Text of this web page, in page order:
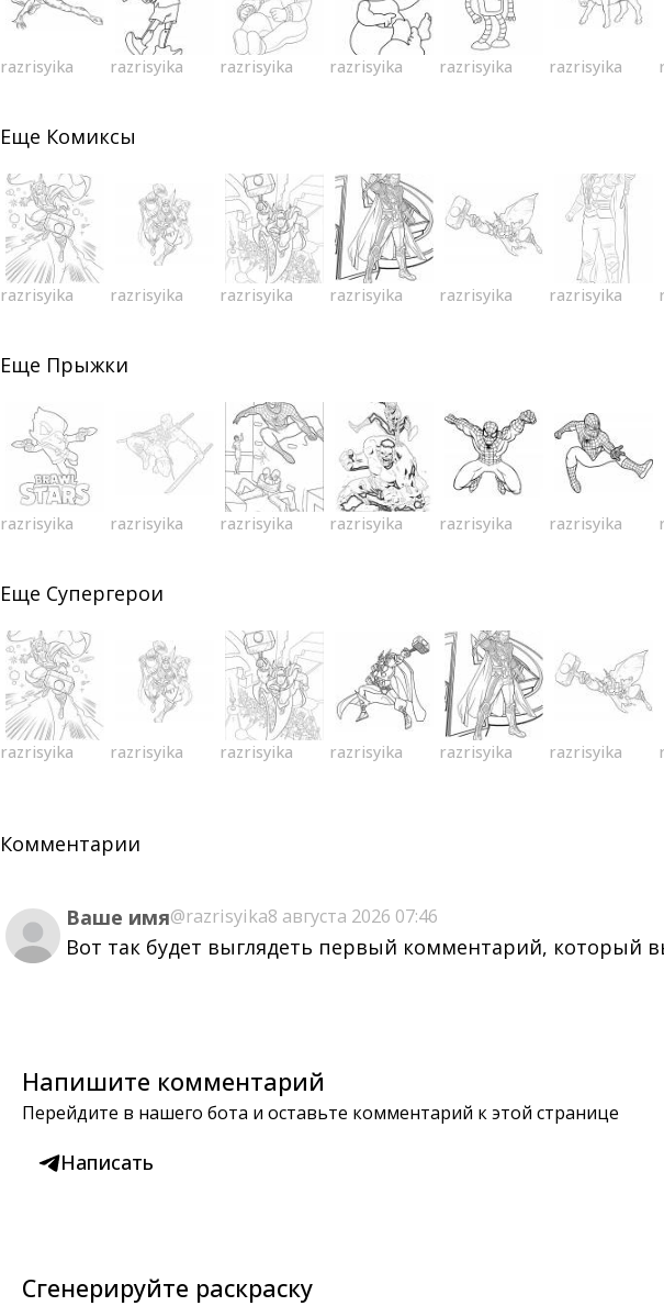
razrisyika razrisyika razrisyika razrisyika razrisyika razrisyika
Еще Комиксы
razrisyika razrisyika razrisyika razrisyika razrisyika razrisyika
Еще Прыжки
razrisyika razrisyika razrisyika razrisyika razrisyika razrisyika
Еще Супергерои
razrisyika razrisyika razrisyika razrisyika razrisyika razrisyika
Комментарии
Ваше имя@razrisyika8 августа 2026 07:46
Вот так будет выглядеть первый комментарий, который
Напишите комментарий
Перейдите в нашего бота и оставьте комментарий к этой странице
Написать
Сгенерируйте раскраску